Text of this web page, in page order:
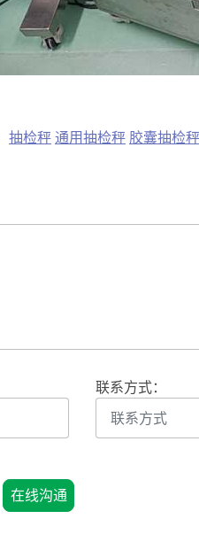
抽检秤通用抽检秤 胶囊抽检秤
联系方式：
在线沟通